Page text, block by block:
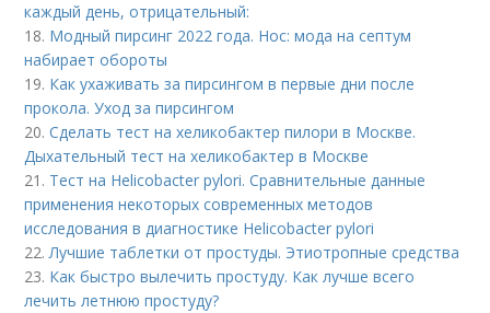
каждый день, отрицательный:
18. Модный пирсинг 2022 года. Нос: мода на септум
набирает обороты
19. Как ухаживать за пирсингом в первые дни после
прокола. Уход за пирсингом
20.Сделать тест на хеликобактер пилори в Москве.
Дыхательный тест на хеликобактер в Москве
21. Тест на Helicobacter pylori. Сравнительные данные
применения некоторых современных методов
исследования в диагностике Helicobacter pylori
22.Лучшие таблетки от простуды. Этиотропные средства
23. Как быстро вылечить простуду. Как лучше всего
лечить летнюю простуду?